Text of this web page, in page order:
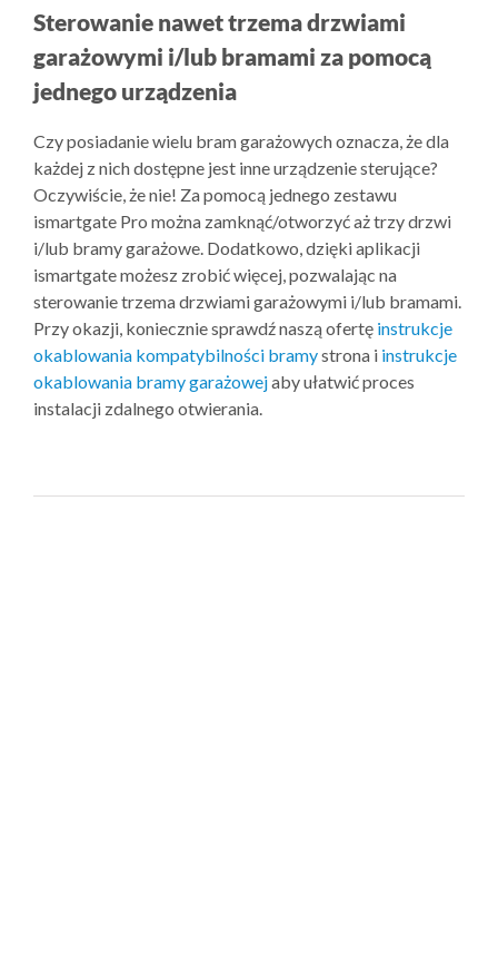
Sterowanie nawet trzema drzwiami
garażowymi i/lub bramami za pomocą
jednego urządzenia
Czy posiadanie wielu bram garażowych oznacza, że dla
każdej z nich dostępne jest inne urządzenie sterujące?
Oczywiście, że nie! Za pomocą jednego zestawu
ismartgate Pro można zamknąć/otworzyć aż trzy drzwi
i/lub bramy garażowe. Dodatkowo, dzięki aplikacji
ismartgate możesz zrobić więcej, pozwalając na
sterowanie trzema drzwiami garażowymi i/lub bramami.
Przy okazji, koniecznie sprawdź naszą ofertę instrukcje
okablowania kompatybilności bramystrona i instrukcje
okablowania bramy garażowejaby ułatwić proces
instalacji zdalnego otwierania.